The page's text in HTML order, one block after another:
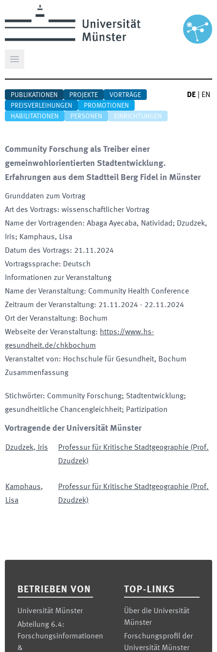
Hauptmenü öffnen
PUBLIKATIONEN PROJEKTE
VORTRÄGE
PREISVERLEIHUNGEN
PROMOTIONEN
HABILITATIONEN
PERSONEN EINRICHTUNGEN
DE EN
Community Forschung als Treiber einer
gemeinwohlorientierten Stadtentwicklung.
Erfahrungen aus dem Stadtteil Berg Fidel in Münster
Grunddaten zum Vortrag
Art des Vortrags: wissenschaftlicher Vortrag
Name der Vortragenden: Abaga Ayecaba, Natividad; Dzudzek,
Iris; Kamphaus, Lisa
Datum des Vortrags: 21.11.2024
Vortragssprache: Deutsch
Informationen zur Veranstaltung
Name der Veranstaltung: Community Health Conference
Zeitraum der Veranstaltung: 21.11.2024 - 22.11.2024
Ort der Veranstaltung: Bochum
Webseite der Veranstaltung: https://www.hs-
gesundheit.de/chkbochum
Veranstaltet von: Hochschule für Gesundheit, Bochum
Zusammenfassung
Stichwörter: Community Forschung; Stadtentwicklung;
gesundheitliche Chancengleichheit; Partizipation
Vortragende der Universität Münster
Dzudzek, Iris
Professur für Kritische Stadtgeographie (Prof.
Dzudzek)
Kamphaus,
Lisa
Professur für Kritische Stadtgeographie (Prof.
Dzudzek)
BETRIEBEN VON
Universität Münster
Abteilung 6.4:
Forschungsinformationen
&
TOP-LINKS
Über die Universität
Münster
Forschungsprofil der
Universität Münster